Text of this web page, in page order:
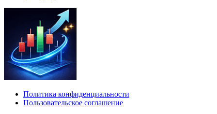
Политика конфиденциальности
Пользовательское соглашение